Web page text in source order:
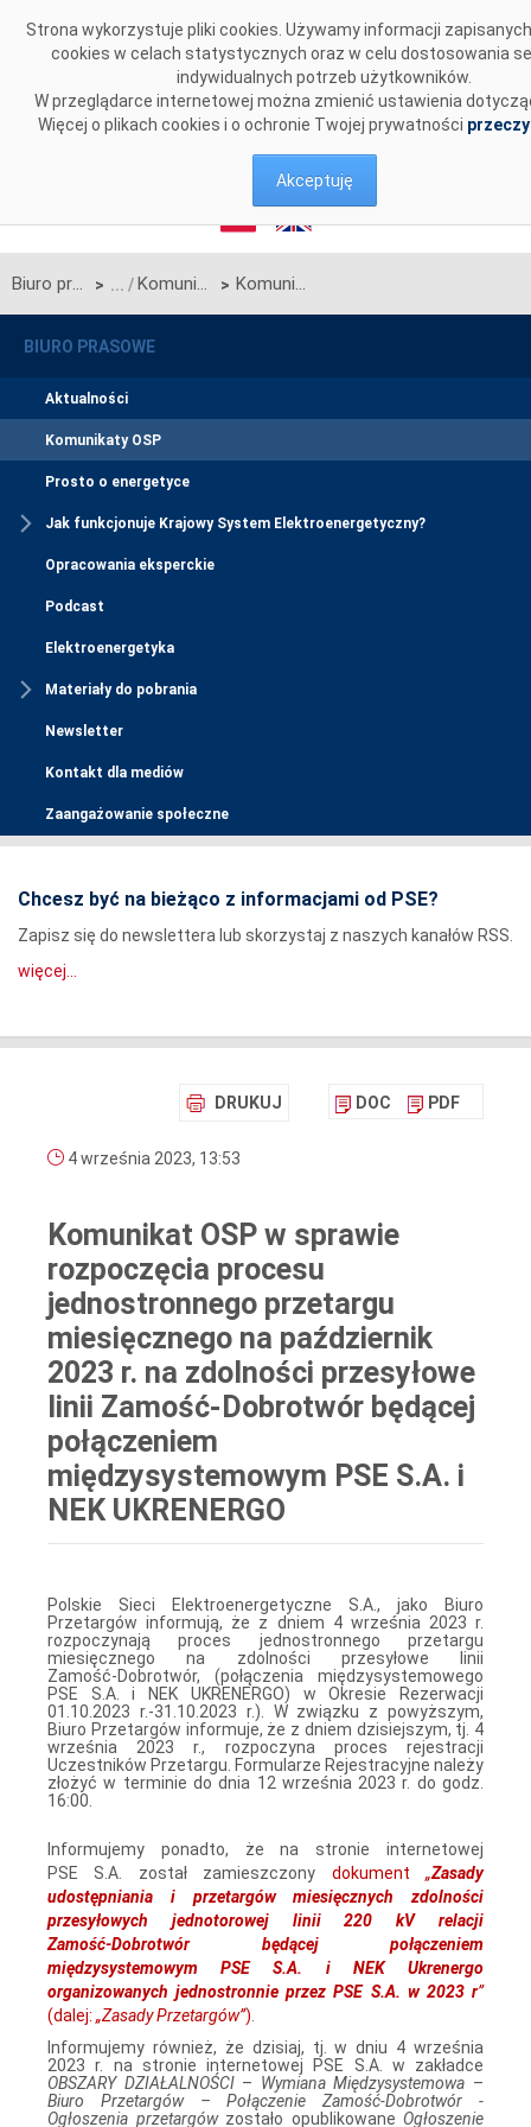
Strona wykorzystuje pliki cookies. Używamy informacji
cookies w celach statystycznych oraz w celu dostosowania
indywidualnych potrzeb użytkowników.
W przeglądarce internetowej można zmienić ustawienia
Więcej o plikach cookies i o ochronie Twojej prywatności
Akceptuję
Biuro prasowe > Komunikaty OSP > Komunikat OSP w sprawie rozpoczęcia procesu jednostronnego przetargu miesięcznego na październik 2023 r. na zdolności przesyłowe linii Zamość-Dobrotwór będącej połączeniem międzysystemowym PSE S.A. i NEK UKRENERGO
BIURO PRASOWE
Aktualności
Komunikaty OSP
Prosto o energetyce
Jak funkcjonuje Krajowy System Elektroenergetyczny?
Opracowania eksperckie
Podcast
Elektroenergetyka
Materiały do pobrania
Newsletter
Kontakt dla mediów
Zaangażowanie społeczne
Chcesz być na bieżąco z informacjami od PSE?
Zapisz się do newslettera lub skorzystaj z naszych kanałów RSS.
więcej...
DRUKUJ DOC PDF
4 września 2023, 13:53
Komunikat OSP w sprawie
rozpoczęcia procesu
jednostronnego przetargu
miesięcznego na październik
2023 r. na zdolności przesyłowe
linii Zamość-Dobrotwór będącej
połączeniem
międzysystemowym PSE S.A. i
NEK UKRENERGO
Polskie Sieci Elektroenergetyczne S.A., jako Biuro
Przetargów informują, że z dniem 4 września 2023 r.
rozpoczynają proces jednostronnego przetargu
miesięcznego na zdolności przesyłowe linii
Zamość‑Dobrotwór, (połączenia międzysystemowego
PSE S.A. i NEK UKRENERGO) w Okresie Rezerwacji
01.10.2023 r.‑31.10.2023 r.). W związku z powyższym,
Biuro Przetargów informuje, że z dniem dzisiejszym, tj. 4
września 2023 r., rozpoczyna proces rejestracji
Uczestników Przetargu. Formularze Rejestracyjne należy
złożyć w terminie do dnia 12 września 2023 r. do godz.
16:00.
Informujemy ponadto, że na stronie internetowej
PSE S.A. został zamieszczony dokument„Zasady
udostępniania i przetargów miesięcznych zdolności
przesyłowych jednotorowej linii 220 kV relacji
Zamość‑Dobrotwór będącej połączeniem
międzysystemowym PSE S.A. i NEK Ukrenergo
organizowanych jednostronnie przez PSE S.A. w 2023 r”
(dalej: „Zasady Przetargów”)
Informujemy również, że dzisiaj, tj. w dniu 4 września
2023 r. na stronie internetowej PSE S.A. w zakładce
OBSZARY DZIAŁALNOŚCI – Wymiana Międzysystemowa –
Biuro Przetargów – Połączenie Zamość-Dobrotwór -
Ogłoszenia przetargów zostało opublikowane Ogłoszenie